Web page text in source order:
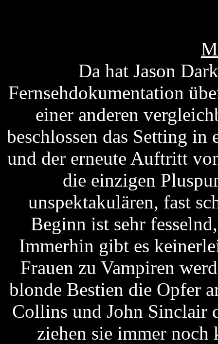
Da hat Jason
Fernsehdokumentation
einer anderen
beschlossen das Setting in
und der erneute Auftritt
die einzigen
unspektakulären, fast
Beginn ist sehr
Immerhin gibt es
Frauen zu Vampiren
blonde Bestien die Opfer
Collins und John Sinclair
ziehen sie immer noch